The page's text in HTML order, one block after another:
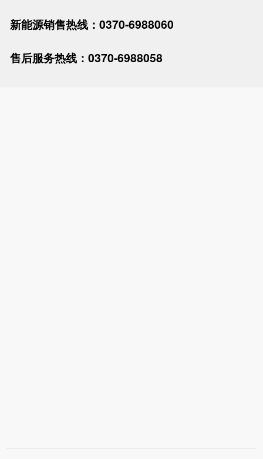
新能源销售热线：0370-6988060
售后服务热线：0370-6988058